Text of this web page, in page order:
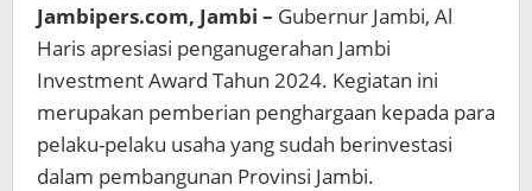
Jambipers.com, Jambi – Gubernur Jambi, Al
Haris apresiasi penganugerahan Jambi
Investment Award Tahun 2024. Kegiatan ini
merupakan pemberian penghargaan kepada para
pelaku-pelaku usaha yang sudah berinvestasi
dalam pembangunan Provinsi Jambi.